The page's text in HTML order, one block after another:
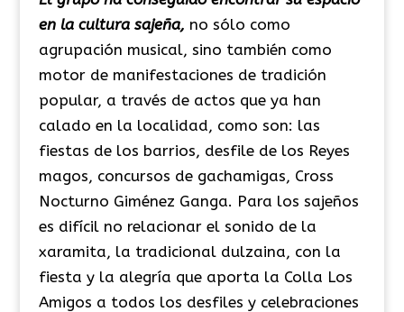
en la cultura sajeña, no sólo como
agrupación musical, sino también como
motor de manifestaciones de tradición
popular, a través de actos que ya han
calado en la localidad, como son: las
fiestas de los barrios, desfile de los Reyes
magos, concursos de gachamigas, Cross
Nocturno Giménez Ganga. Para los sajeños
es difícil no relacionar el sonido de la
xaramita, la tradicional dulzaina, con la
fiesta y la alegría que aporta la Colla Los
Amigos a todos los desfiles y celebraciones